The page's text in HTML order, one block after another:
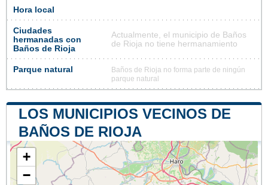
Hora local
Ciudades
hermanadas con
Baños de Rioja
Actualmente, el municipio de Baños
de Rioja no tiene hermanamiento
Parque natural
Baños de Rioja no forma parte de ningún
parque natural
LOS MUNICIPIOS VECINOS DE
BAÑOS DE RIOJA
+
−